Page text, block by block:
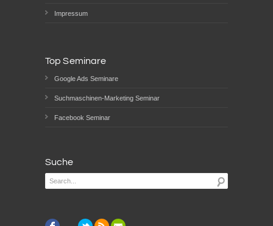
Impressum
Top Seminare
Google Ads Seminare
Suchmaschinen-Marketing Seminar
Facebook Seminar
Suche